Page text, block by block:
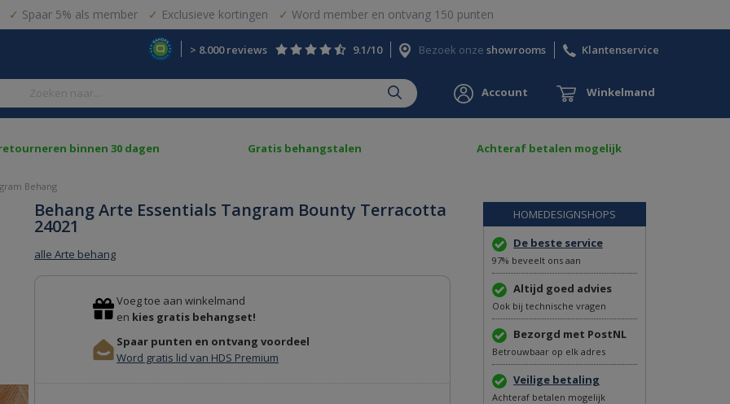
Spaar 5% als member Exclusieve kortingen Word member en ontvang 150 punten
> 8.000 reviews 9.1/10 Bezoek onze showrooms Klantenservice
Account Winkelmand
binnen 30 dagen Gratis behangstalen Achteraf betalen mogelijk
Behang
Behang Arte Essentials Tangram Bounty Terracotta
24021
alle Arte behang
Voeg toe aan winkelmand
en kies gratis behangset!
Spaar punten en ontvang voordeel
Word gratis lid van HDS Premium
HOMEDESIGNSHOPS
De beste service
97% beveelt ons aan
Altijd goed advies
Ook bij technische vragen
Bezorgd met PostNL
Betrouwbaar op elk adres
Veilige betaling
Achteraf betalen mogelijk